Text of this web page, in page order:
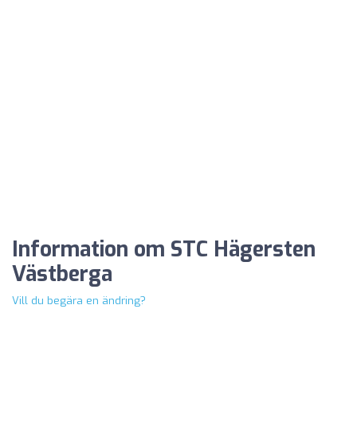
Information om STC Hägersten
Västberga
Vill du begära en ändring?